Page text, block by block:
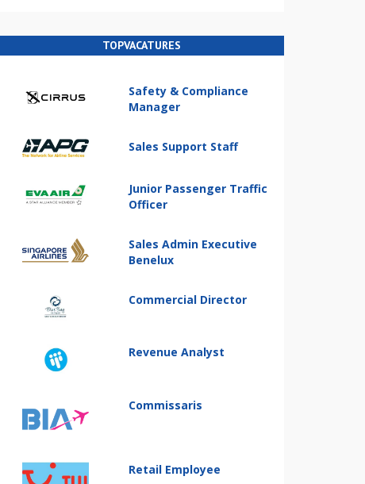
TOPVACATURES
Safety & Compliance
Manager
Sales Support Staff
Junior Passenger Traffic
Officer
Sales Admin Executive
Benelux
Commercial Director
Revenue Analyst
Commissaris
Retail Employee